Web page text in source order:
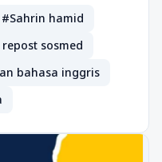
#Sahrin hamid
sosmed
bahasa inggris